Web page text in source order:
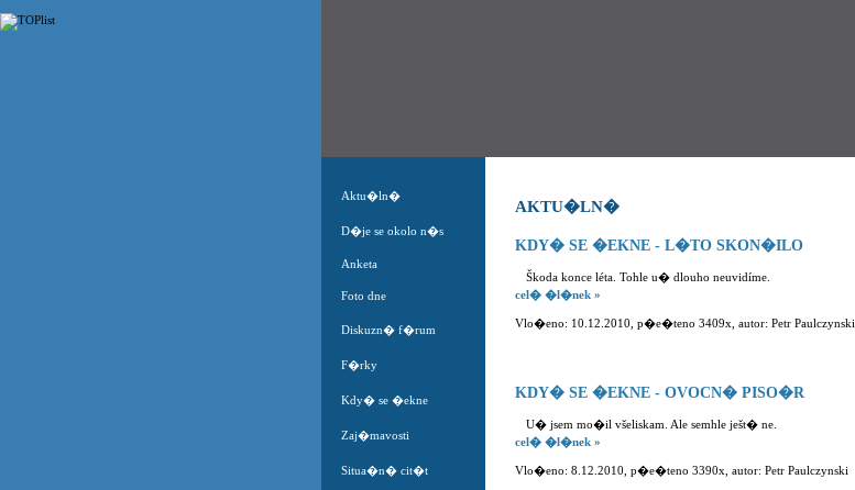
AKTU�LN�
KDY� SE �EKNE - L�TO SKON�ILO
Škoda konce léta. Tohle u� dlouho neuvidíme.
cel� �l�nek »
Vlo�eno: 10.12.2010, p�e�teno 3409x, autor: Petr Paulczynski
KDY� SE �EKNE - OVOCN� PISO�R
U� jsem mo�il všeliskam. Ale semhle ješt� ne.
cel� �l�nek »
Vlo�eno: 8.12.2010, p�e�teno 3390x, autor: Petr Paulczynski
Aktu�ln�
D�je se okolo n�s
Anketa
Foto dne
Diskuzn� f�rum
F�rky
Kdy� se �ekne
Zaj�mavosti
Situa�n� cit�t